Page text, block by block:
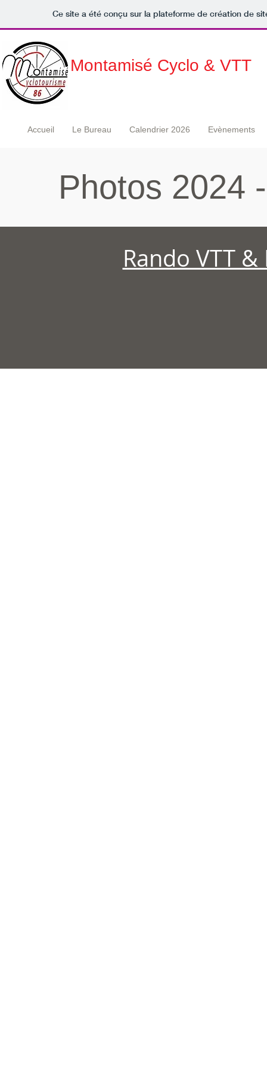
Ce site a été conçu sur la plateforme de création de
Montamisé Cyclo & VTT
Accueil Le Bureau Calendrier 2026 Evènements
Photos 2024
Rando VTT